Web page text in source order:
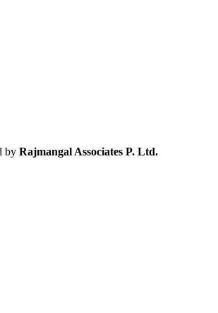
by Rajmangal Associates P. Ltd.